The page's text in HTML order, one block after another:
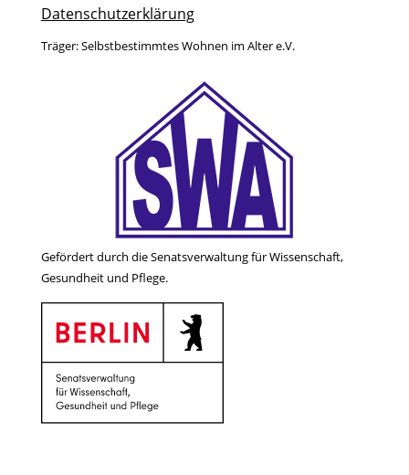
Datenschutzerklärung
Träger: Selbstbestimmtes Wohnen im Alter e.V.
Gefördert durch die Senatsverwaltung für Wissenschaft,
Gesundheit und Pflege.